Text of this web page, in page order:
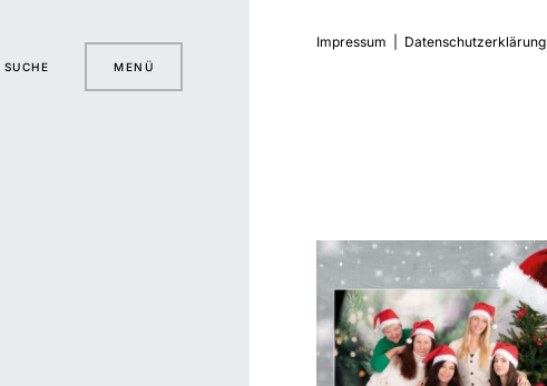
SUCHE MENÜ
Impressum Datenschutzerklärung